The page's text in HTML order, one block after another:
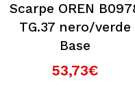
Scarpe OREN
TG.37 nero/verde
Base
53,73€